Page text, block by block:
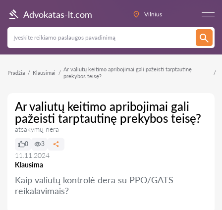
Advokatas-lt.com Vilnius
Pradžia Klausimai
Ar valiutų keitimo apribojimai gali pažeisti tarptautinę
prekybos teisę?
Ar valiutų keitimo apribojimai gali
pažeisti tarptautinę prekybos teisę?
atsakymų nėra
Klausima
0 3
11.11.2024
Kaip valiutų kontrolė dera su PPO/GATS
reikalavimais?